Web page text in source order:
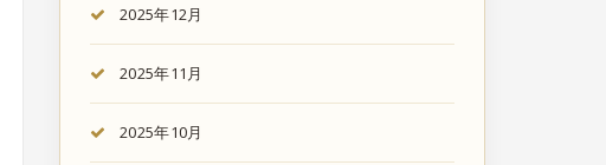
2025年12月
2025年11月
2025年10月